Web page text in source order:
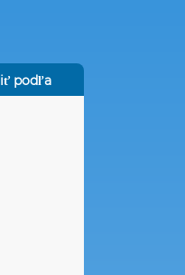
podľa